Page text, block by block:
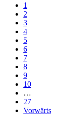
1
2
3
4
5
6
7
8
9
10
…
27
Vorwärts